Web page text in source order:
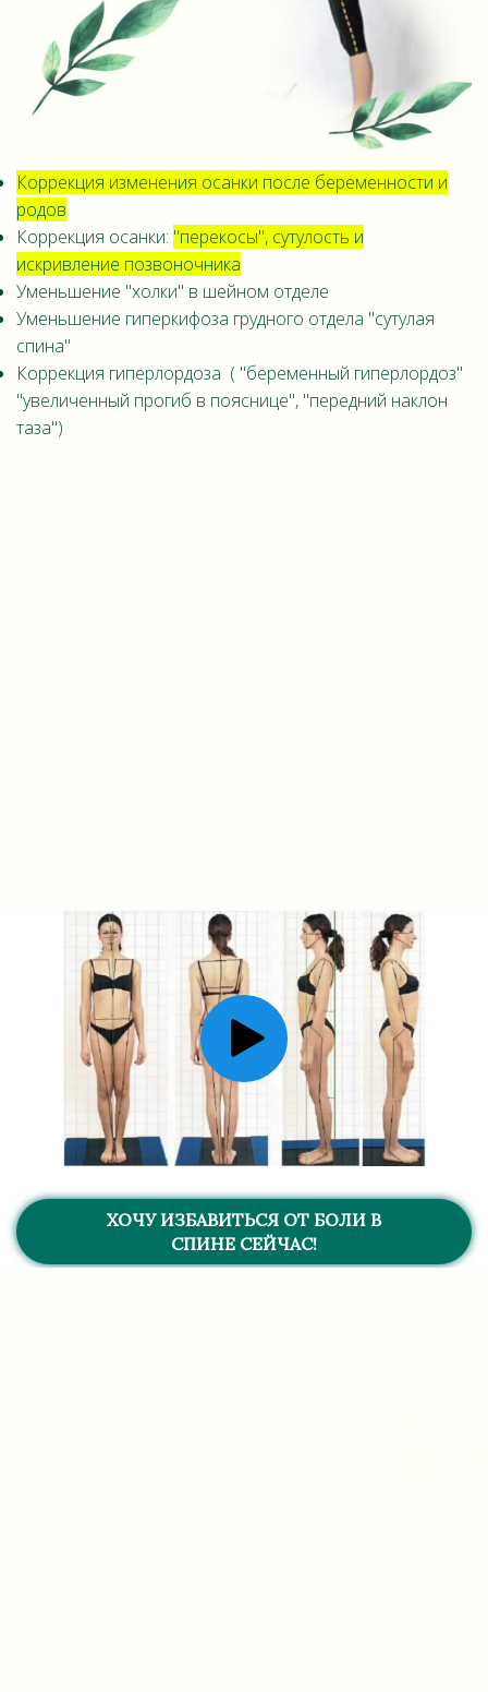
Коррекция изменения осанки после беременности и
родов
Коррекция осанки: "перекосы", сутулость и
искривление позвоночника
Уменьшение "холки" в шейном отделе
Уменьшение гиперкифоза грудного отдела "сутулая
спина"
Коррекция гиперлордоза ( "беременный гиперлордоз"
"увеличенный прогиб в пояснице", "передний наклон
таза")
ХОЧУ ИЗБАВИТЬСЯ ОТ БОЛИ В
СПИНЕ СЕЙЧАС!